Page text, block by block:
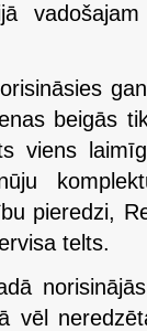
beigās
viens
pieredzi,
telts.
vēl